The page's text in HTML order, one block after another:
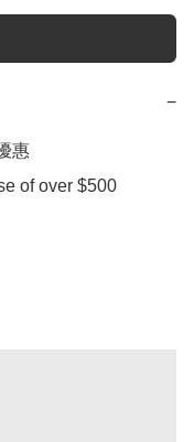
−
惠
of over $500